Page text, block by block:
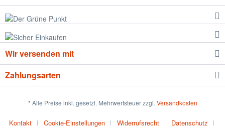
Wir versenden mit
Zahlungsarten
* Alle Preise inkl. gesetzl. Mehrwertsteuer zzgl. Versandkosten
Kontakt Cookie-Einstellungen Widerrufsrecht Datenschutz